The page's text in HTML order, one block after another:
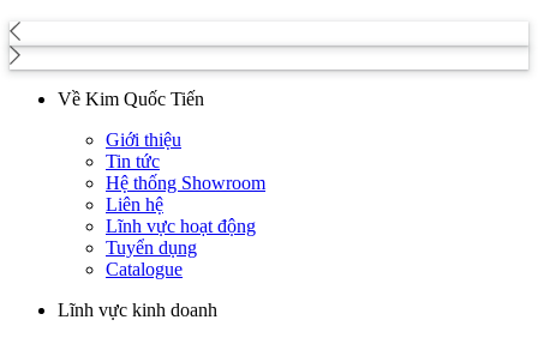
Về Kim Quốc Tiến
Giới thiệu
Tin tức
Hệ thống Showroom
Liên hệ
Lĩnh vực hoạt động
Tuyển dụng
Catalogue
Lĩnh vực kinh doanh